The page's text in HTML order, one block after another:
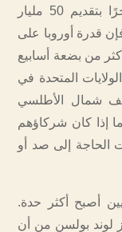
من الأموال، وسماح الاتحاد الأوروبي مؤخرًا بتقديم 50 مليار
قدرة أوروبا على
من بضعة أسابيع
المتحدة في
شمال الأطلسي
إذا كان شركاؤهم
الحاجة إلى صد أو
أصبح أكثر حدة.
لوند بولسن من أن